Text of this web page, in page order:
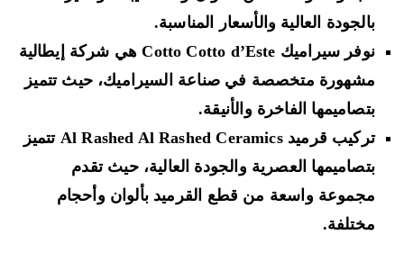
بالجودة العالية والأسعار المناسبة.
نوفر سيراميك Cotto Cotto d’Este هي شركة إيطالية
مشهورة متخصصة في صناعة السيراميك، حيث تتميز
بتصاميمها الفاخرة والأنيقة.
تركيب قرميد Al Rashed Al Rashed Ceramics تتميز
بتصاميمها العصرية والجودة العالية، حيث تقدم
مجموعة واسعة من قطع القرميد بألوان وأحجام
مختلفة.